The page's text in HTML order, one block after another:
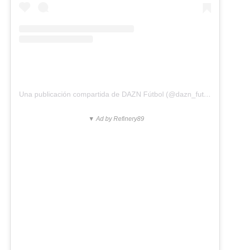
Una publicación compartida de DAZN Fútbol (@dazn_futbol)
▼ Ad by Refinery89